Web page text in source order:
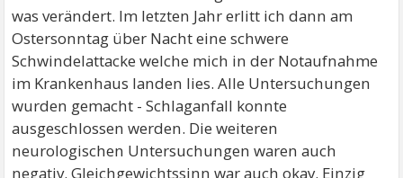
was verändert. Im letzten Jahr erlitt ich dann am
Ostersonntag über Nacht eine schwere
Schwindelattacke welche mich in der Notaufnahme
im Krankenhaus landen lies. Alle Untersuchungen
wurden gemacht - Schlaganfall konnte
ausgeschlossen werden. Die weiteren
neurologischen Untersuchungen waren auch
negativ. Gleichgewichtssinn war auch okay. Einzig